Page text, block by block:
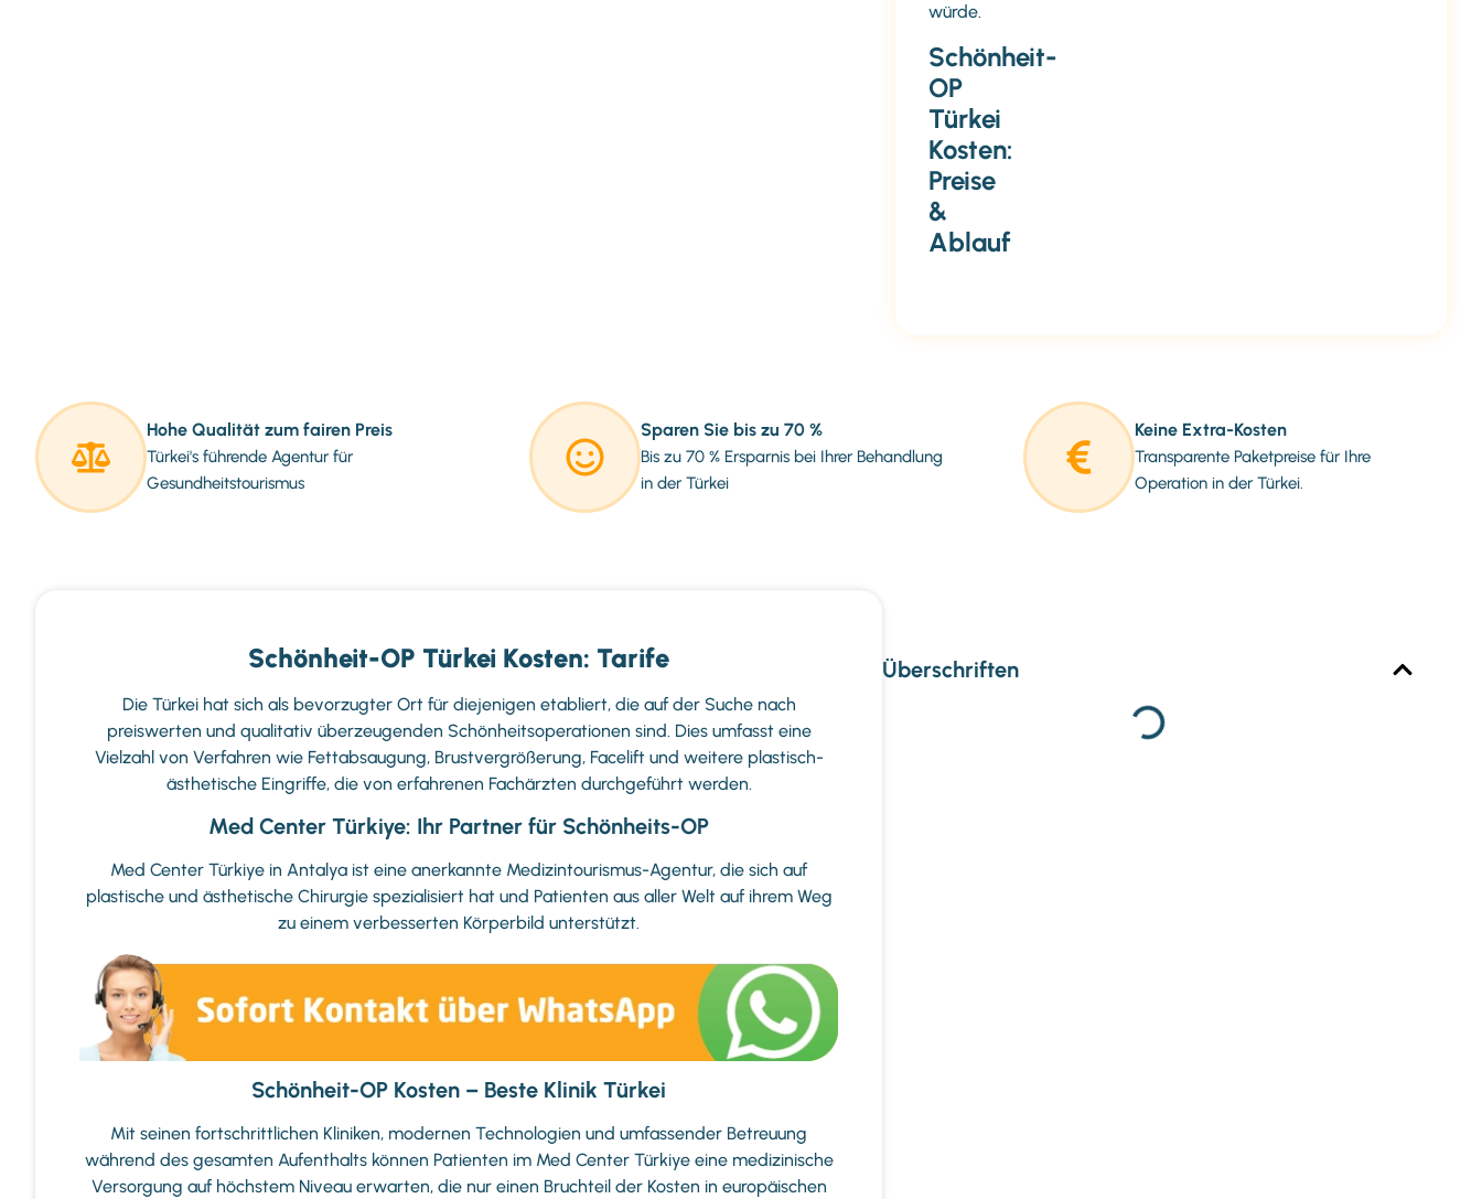
würde.
Schönheit-
OP
Türkei
Kosten:
Preise
&
Ablauf
Hohe Qualität zum fairen Preis
Türkei's führende Agentur für
Gesundheitstourismus
Sparen Sie bis zu 70 %
Bis zu 70 % Ersparnis bei Ihrer Behandlung
in der Türkei
Keine Extra-Kosten
Transparente Paketpreise für Ihre
Operation in der Türkei.
Schönheit-OP Türkei Kosten: Tarife
Die Türkei hat sich als bevorzugter Ort für diejenigen etabliert, die auf der Suche nach
preiswerten und qualitativ überzeugenden Schönheitsoperationen sind. Dies umfasst eine
Vielzahl von Verfahren wie Fettabsaugung, Brustvergrößerung, Facelift und weitere plastisch-
ästhetische Eingriffe, die von erfahrenen Fachärzten durchgeführt werden.
Med Center Türkiye: Ihr Partner für Schönheits-OP
Med Center Türkiye in Antalya ist eine anerkannte Medizintourismus-Agentur, die sich auf
plastische und ästhetische Chirurgie spezialisiert hat und Patienten aus aller Welt auf ihrem Weg
zu einem verbesserten Körperbild unterstützt.
Schönheit-OP Kosten – Beste Klinik Türkei
Mit seinen fortschrittlichen Kliniken, modernen Technologien und umfassender Betreuung
während des gesamten Aufenthalts können Patienten im Med Center Türkiye eine medizinische
Versorgung auf höchstem Niveau erwarten, die nur einen Bruchteil der Kosten in europäischen
Überschriften